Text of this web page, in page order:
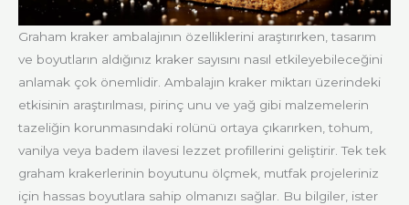
Graham kraker ambalajının özelliklerini araştırırken, tasarım
ve boyutların aldığınız kraker sayısını nasıl etkileyebileceğini
anlamak çok önemlidir. Ambalajın kraker miktarı üzerindeki
etkisinin araştırılması, pirinç unu ve yağ gibi malzemelerin
tazeliğin korunmasındaki rolünü ortaya çıkarırken, tohum,
vanilya veya badem ilavesi lezzet profillerini geliştirir. Tek tek
graham krakerlerinin boyutunu ölçmek, mutfak projeleriniz
için hassas boyutlara sahip olmanızı sağlar. Bu bilgiler, ister